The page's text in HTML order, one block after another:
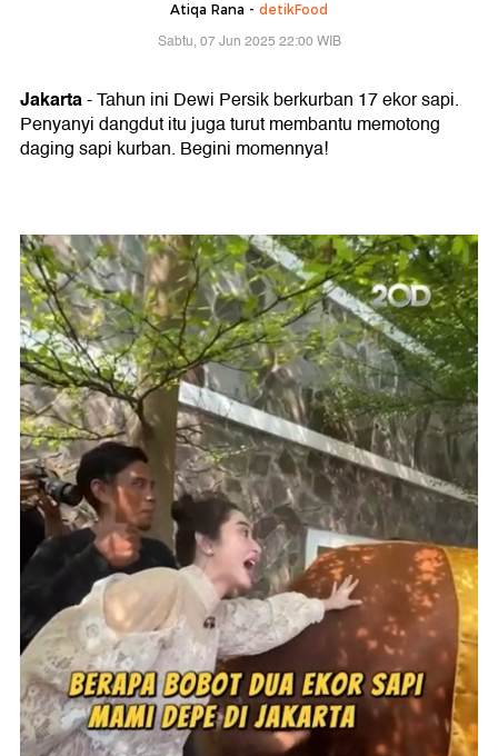
Atiqa Rana - detikFood
Sabtu, 07 Jun 2025 22:00 WIB
Jakarta- Tahun ini Dewi Persik berkurban 17 ekor sapi.
Penyanyi dangdut itu juga turut membantu memotong
daging sapi kurban. Begini momennya!